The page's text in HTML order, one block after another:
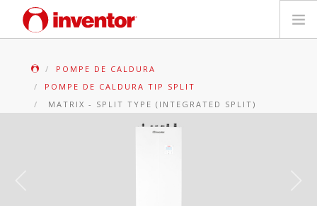
POMPE DE CALDURA
POMPE DE CALDURA TIP SPLIT
MATRIX - SPLIT TYPE (INTEGRATED SPLIT)